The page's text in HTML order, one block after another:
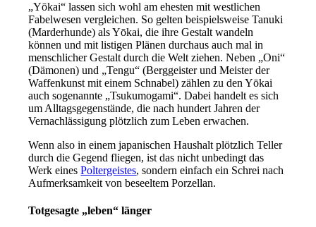
„Yōkai“ lassen sich wohl am ehesten mit westlichen
Fabelwesen vergleichen. So gelten beispielsweise Tanuki
(Marderhunde) als Yōkai, die ihre Gestalt wandeln
können und mit listigen Plänen durchaus auch mal in
menschlicher Gestalt durch die Welt ziehen. Neben „Oni“
(Dämonen) und „Tengu“ (Berggeister und Meister der
Waffenkunst mit einem Schnabel) zählen zu den Yōkai
auch sogenannte „Tsukumogami“. Dabei handelt es sich
um Alltagsgegenstände, die nach hundert Jahren der
Vernachlässigung plötzlich zum Leben erwachen.
Wenn also in einem japanischen Haushalt plötzlich Teller
durch die Gegend fliegen, ist das nicht unbedingt das
Werk einesPoltergeistes, sondern einfach ein Schrei nach
Aufmerksamkeit von beseeltem Porzellan.
Totgesagte „leben“ länger